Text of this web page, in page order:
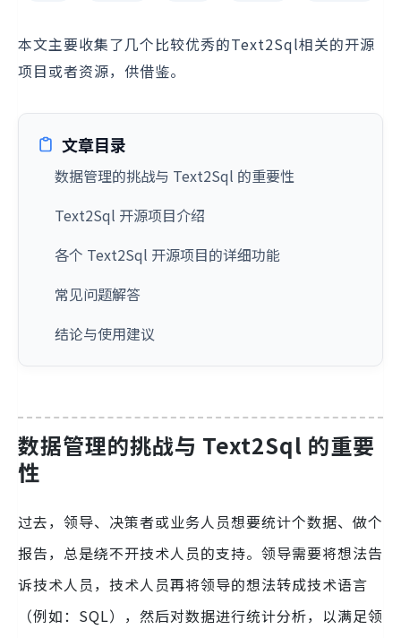
本文主要收集了几个比较优秀的Text2Sql相关的开源
项目或者资源，供借鉴。
文章目录
数据管理的挑战与 Text2Sql 的重要性
Text2Sql 开源项目介绍
各个 Text2Sql 开源项目的详细功能
常见问题解答
结论与使用建议
数据管理的挑战与 Text2Sql 的重要
性
过去，领导、决策者或业务人员想要统计个数据、做个
报告，总是绕不开技术人员的支持。领导需要将想法告
诉技术人员，技术人员再将领导的想法转成技术语言
（例如：SQL），然后对数据进行统计分析，以满足领